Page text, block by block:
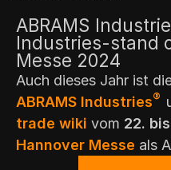
ABRAMS
Industries-stand
Messe 2024
Auch dieses Jahr ist
ABRAMS Industries®
trade wiki vom 22.
Hannover Messe als